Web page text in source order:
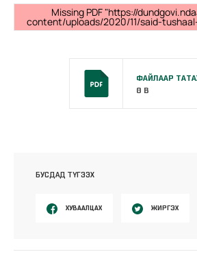
Missing PDF "https://
content/uploads/2020/11/said-
ФАЙЛААР
0 B
БУСДАД ТҮГЭЭХ
ХУВААЛЦАХ ЖИРГЭХ